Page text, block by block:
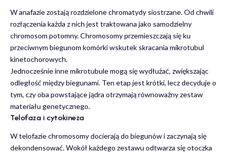
W anafazie zostają rozdzielone chromatydy siostrzane. Od chwili
rozłączenia każda z nich jest traktowana jako samodzielny
chromosom potomny. Chromosomy przemieszczają się ku
przeciwnym biegunom komórki wskutek skracania mikrotubul
kinetochorowych.
Jednocześnie inne mikrotubule mogą się wydłużać, zwiększając
odległość między biegunami. Ten etap jest krótki, lecz decyduje o
tym, czy oba powstające jądra otrzymają równoważny zestaw
materiału genetycznego.
Telofaza i cytokineza
W telofazie chromosomy docierają do biegunów i zaczynają się
dekondensować. Wokół każdego zestawu odtwarza się otoczka